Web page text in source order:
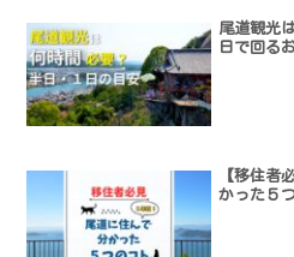
尾道観光
日で回る
【移住者
かった５